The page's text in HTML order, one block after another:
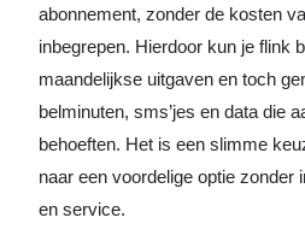
abonnement, zonder de kosten
inbegrepen. Hierdoor kun je flink
maandelijkse uitgaven en toch
belminuten, sms’jes en data die
behoeften. Het is een slimme
naar een voordelige optie zonder
en service.